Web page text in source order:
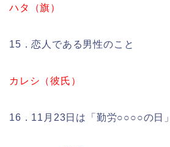
ハタ（旗）
15．恋人である男性のこと
カレシ（彼氏）
16．11月23日は「勤労○○○○の日」